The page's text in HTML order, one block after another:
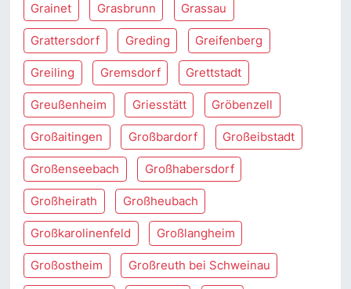
Grainet Grasbrunn Grassau
Grattersdorf Greding Greifenberg
Greiling Gremsdorf Grettstadt
Greußenheim Griesstätt Gröbenzell
Großaitingen Großbardorf Großeibstadt
Großenseebach Großhabersdorf
Großheirath Großheubach
Großkarolinenfeld Großlangheim
Großostheim Großreuth bei Schweinau